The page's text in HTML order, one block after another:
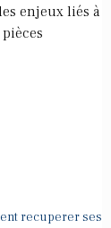
enjeux liés à
recuperer ses